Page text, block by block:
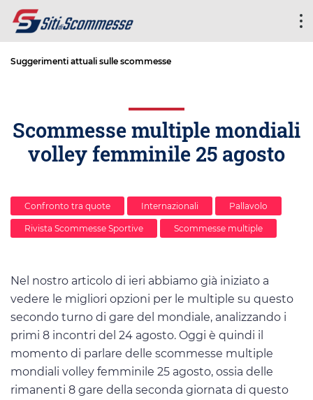
Suggerimenti attuali sulle scommesse
Scommesse multiple mondiali
volley femminile 25 agosto
Confronto tra quote Internazionali Pallavolo
Rivista Scommesse Sportive Scommesse multiple
Nel nostro articolo di ieri abbiamo già iniziato a
vedere le migliori opzioni per le multiple su questo
secondo turno di gare del mondiale, analizzando i
primi 8 incontri del 24 agosto. Oggi è quindi il
momento di parlare delle scommesse multiple
mondiali volley femminile 25 agosto, ossia delle
rimanenti 8 gare della seconda giornata di questo